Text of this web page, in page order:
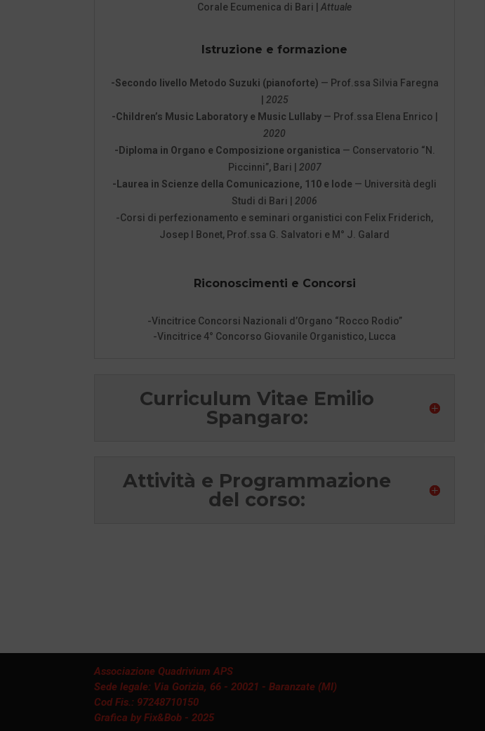
Corale Ecumenica di Bari |Attuale
Istruzione e formazione
-Secondo livello Metodo Suzuki (pianoforte) — Prof.ssa Silvia Faregna
2025
-Children’s Music Laboratory e Music Lullaby— Prof.ssa Elena Enrico |
2020
-Diploma in Organo e Composizione organistica — Conservatorio “N.
Piccinni”, Bari | 2007
-Laurea in Scienze della Comunicazione, 110 e lode — Università degli
Studi di Bari | 2006
-Corsi di perfezionamento e seminari organistici con Felix Friderich,
Josep I Bonet, Prof.ssa G. Salvatori e M° J. Galard
Riconoscimenti e Concorsi
-Vincitrice Concorsi Nazionali d’Organo “Rocco Rodio”
-Vincitrice 4° Concorso Giovanile Organistico, Lucca
Curriculum Vitae Emilio
Spangaro:
Attività e Programmazione
del corso:
Associazione Quadrivium APS
Sede legale: Via Gorizia, 66 - 20021 - Baranzate (MI)
Cod Fis.: 97248710150
Grafica by Fix&Bob - 2025